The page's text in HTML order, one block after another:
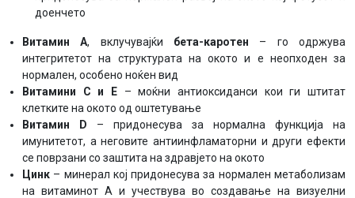
доенчето
Витамин A, вклучувајќи бета-каротен – го одржува
интегритетот на структурата на окото и е неопходен за
нормален, особено ноќен вид
Витамини C и E – моќни антиоксиданси кои ги штитат
клетките на окото од оштетување
Витамин D – придонесува за нормална функција на
имунитетот, а неговите антиинфламаторни и други ефекти
се поврзани со заштита на здравјето на окото
Цинк – минерал кој придонесува за нормален метаболизам
на витаминот A и учествува во создавање на визуелни